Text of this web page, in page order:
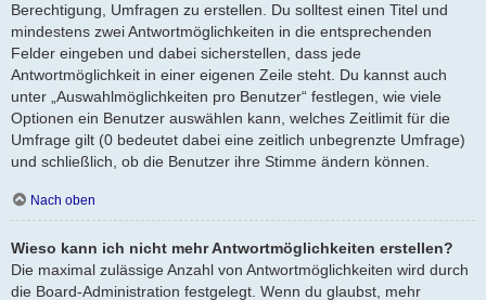
Berechtigung, Umfragen zu erstellen. Du solltest einen Titel und
mindestens zwei Antwortmöglichkeiten in die entsprechenden
Felder eingeben und dabei sicherstellen, dass jede
Antwortmöglichkeit in einer eigenen Zeile steht. Du kannst auch
unter „Auswahlmöglichkeiten pro Benutzer“ festlegen, wie viele
Optionen ein Benutzer auswählen kann, welches Zeitlimit für die
Umfrage gilt (0 bedeutet dabei eine zeitlich unbegrenzte Umfrage)
und schließlich, ob die Benutzer ihre Stimme ändern können.
Nach oben
Wieso kann ich nicht mehr Antwortmöglichkeiten erstellen?
Die maximal zulässige Anzahl von Antwortmöglichkeiten wird durch
die Board-Administration festgelegt. Wenn du glaubst, mehr